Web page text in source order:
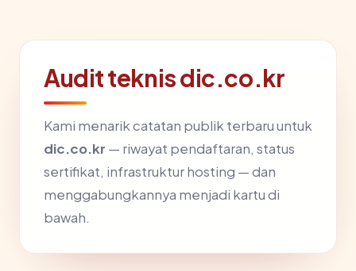
Audit teknis dic.co.kr
Kami menarik catatan publik terbaru untuk
dic.co.kr — riwayat pendaftaran, status
sertifikat, infrastruktur hosting — dan
menggabungkannya menjadi kartu di
bawah.